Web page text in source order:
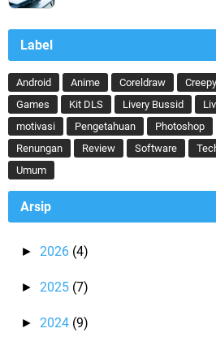
Label
Android Anime Coreldraw
Games
Kit DLS Livery Bussid
motivasi
Pengetahuan Photoshop
Renungan
Review Software
Umum
Arsip
► 2026 (4)
► 2025 (7)
► 2024 (9)